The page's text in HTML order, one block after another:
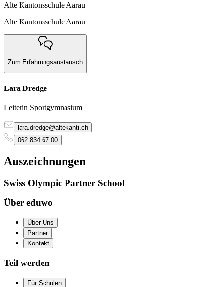
Alte Kantonsschule Aarau
Alte Kantonsschule Aarau
Zum Erfahrungsaustausch
Lara Dredge
Leiterin Sportgymnasium
lara.dredge@altekanti.ch
062 834 67 00
Auszeichnungen
Swiss Olympic Partner School
Über eduwo
Über Uns
Partner
Kontakt
Teil werden
Für Schulen